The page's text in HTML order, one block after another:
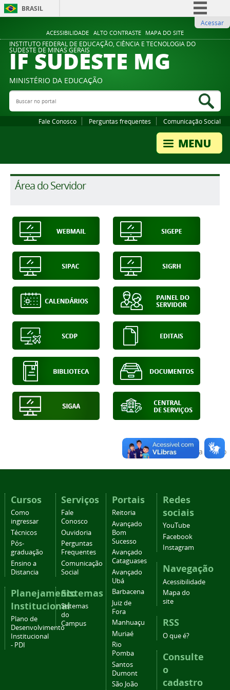
ACESSIBILIDADE ALTO CONTRASTE MAPA DO SITE
BRASIL
Comunica BR
Participe
Legislação
Acessar
INSTITUTO FEDERAL DE EDUCAÇÃO, CIÊNCIA E TECNOLOGIA DO
SUDESTE DE MINAS GERAIS
IF SUDESTE MG
MINISTÉRIO DA EDUCAÇÃO
Buscar no portal
Fale Conosco Perguntas frequentes Comunicação Social
Área do Servidor
Voltar para o topo
Cursos
Como
ingressar
Técnicos
Pós-
graduação
Ensino a
Distancia
Planejamento
Institucional
Plano de
Desenvolvimento
Institucional
- PDI
Serviços
Fale
Conosco
Ouvidoria
Perguntas
Frequentes
Comunicação
Social
Sistemas
Sistemas
do
Campus
Portais
Reitoria
Avançado
Bom
Sucesso
Avançado
Cataguases
Avançado
Ubá
Barbacena
Juiz de
Fora
Manhuaçu
Muriaé
Rio
Pomba
Santos
Dumont
São João
Redes
sociais
YouTube
Facebook
Instagram
Navegação
Acessibilidade
Mapa do
site
RSS
O que é?
Consulte
o
cadastro